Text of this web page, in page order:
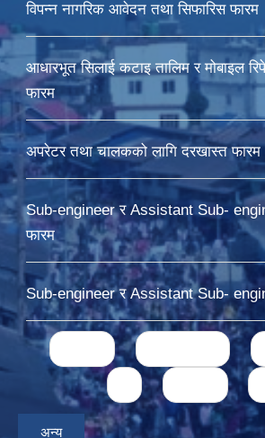
विपन्न नागरिक आवेदन तथा सिफारिस फारम
आधारभूत सिलाई कटाइ तालिम र मोबाइल
फारम
अपरेटर तथा चालकको लागि दरखास्त फारम
Sub-engineer र Assistant Sub-
फारम
Sub-engineer र Assistant Sub-
Pages
अन्य